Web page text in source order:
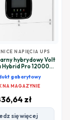
NAPIĘCIA UPS
hybrydowy Volt
Pro 12000W
650
gabarytowy
NA MAGAZYNIE
zł
się więcej